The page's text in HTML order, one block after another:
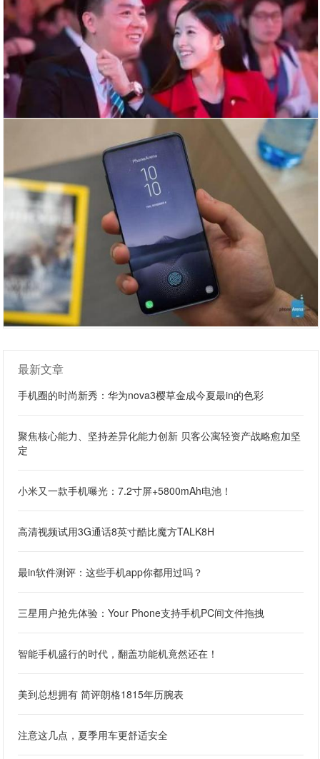
最新文章
手机圈的时尚新秀：华为nova3樱草金成今夏最in的色彩
聚焦核心能力、坚持差异化能力创新 贝客公寓轻资产战略愈加坚
定
小米又一款手机曝光：7.2寸屏+5800mAh电池！
高清视频试用3G通话8英寸酷比魔方TALK8H
最in软件测评：这些手机app你都用过吗？
三星用户抢先体验：Your Phone支持手机PC间文件拖拽
智能手机盛行的时代，翻盖功能机竟然还在！
美到总想拥有 简评朗格1815年历腕表
注意这几点，夏季用车更舒适安全